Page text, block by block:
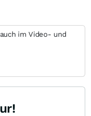
im Video- und